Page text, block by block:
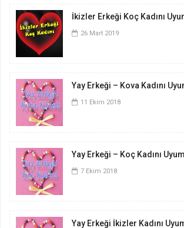
İkizler Erkeği Koç Kadını
26 Mart 2019
Yay Erkeği – Kova Kadını
11 Ekim 2018
Yay Erkeği – Koç Kadını
7 Ekim 2018
Yay Erkeği İkizler Kadını